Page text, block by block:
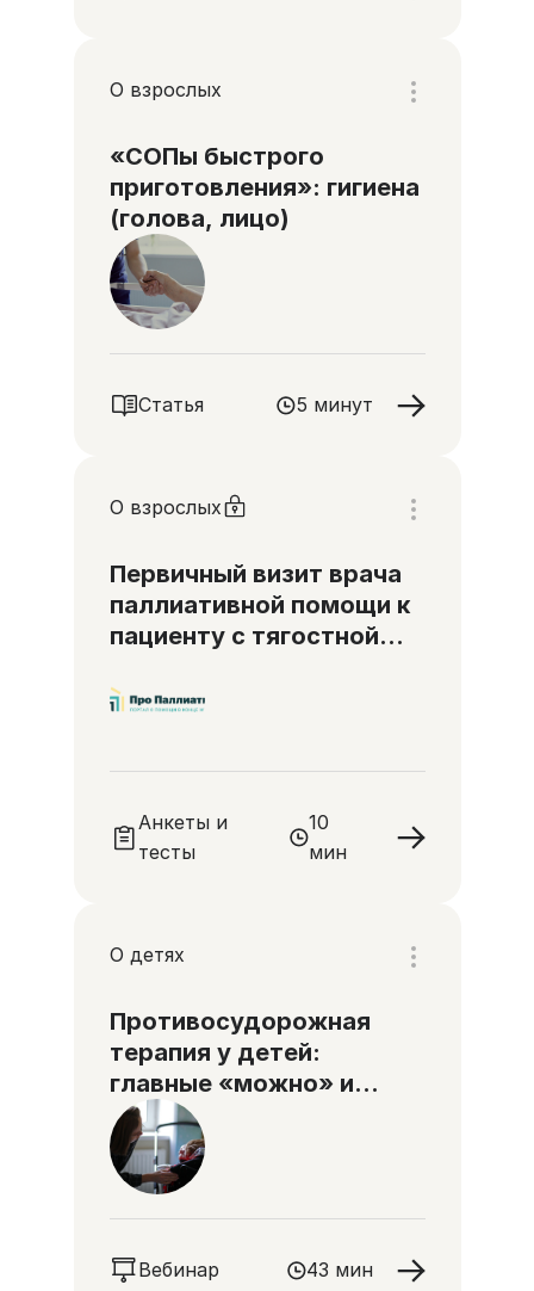
О взрослых
«СОПы быстрого
приготовления»: гигиена
(голова, лицо)
Статья 5 минут
О взрослых
Первичный визит врача
паллиативной помощи к
пациенту с тягостной
Анкеты и
тесты
10
мин
О детях
Противосудорожная
терапия у детей:
главные «можно» и
«нельзя»
Вебинар 43 мин